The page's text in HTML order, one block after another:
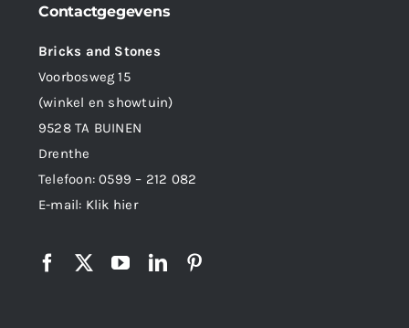
Contactgegevens
Bricks and Stones
Voorbosweg 15
(winkel en showtuin)
9528 TA BUINEN
Drenthe
Telefoon:0599 – 212 082
E-mail: Klik hier